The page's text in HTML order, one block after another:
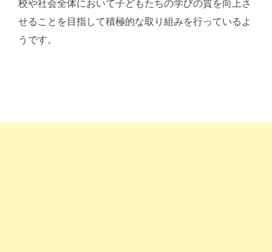
校や社会全体において子どもたちの学びの質を向上さ
せることを目指して積極的な取り組みを行っているよ
うです。